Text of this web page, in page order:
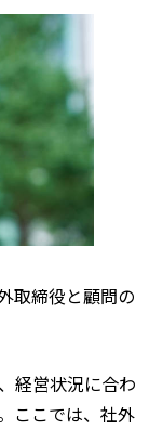
取締役と顧問の
経営状況に合わ
ここでは、社外